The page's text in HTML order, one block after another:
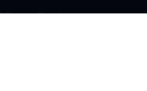
Starter Grant